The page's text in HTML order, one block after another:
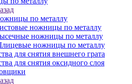
по металлу
ножницы по металлу
ножницы по металлу
ножницы по металлу
для снятия внешнего грата
для снятия оксидного слоя